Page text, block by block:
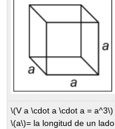
\(V a \cdot a \cdot a = a^3\)
\(a\)= la longitud de un lado